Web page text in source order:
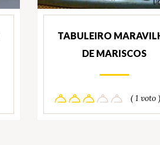
TABULEIRO
DE MARISCOS
( 1 voto )